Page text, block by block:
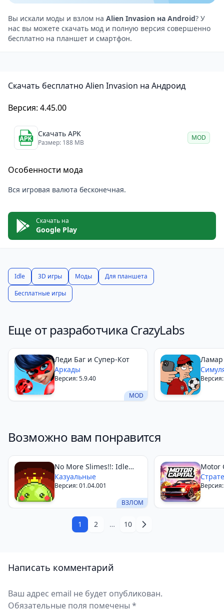
опасными противниками.
Погрузитесь в игру благодаря потрясающей
графике и звуковому сопровождению.
Вы искали моды и взлом на Alien Invasion на Android? У
нас вы можете скачать мод и полную версия совершенно
бесплатно на планшет и смартфон.
Скачать бесплатно Alien Invasion на Андроид
Версия: 4.45.00
Скачать APK
Размер: 188 MB
MOD
Особенности мода
Вся игровая валюта бесконечная.
Скачать на
Google Play
Idle 3D игры Моды
Для планшета
Бесплатные игры
Еще от разработчика CrazyLabs
MOD
Леди Баг и Супер-Кот
Аркады
Версия: 5.9.40
Возможно вам понравится
ВЗЛОМ
No More Slimes!!: Idle
Action
Казуальные
Версия: 01.04.001
Motor
1 2 … 10
Написать комментарий
Ваш адрес email не будет опубликован.
Обязательные поля помечены *